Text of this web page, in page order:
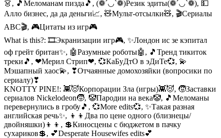
👗, 🎵Меломанам пизда🎵, (❁´◡`❁)Резик эдиты(❁´◡`❁), 💵
Алло бизнес, да да деньги📈, 🧸Мульт-отсылки🧸, 🎬Сериалы
ABC🎬, 🎮Цитаты из игр🎮
What is this?: 🎞Экранизации игр🎮, ✨Лондон ис зе кэпитал
оф грейт британ✨, 🤖Разумные роботы🤖, 🎵Тренд тикиток
треки🎵, ❤Мерил Стрип❤, 💞КаБуДтО в эДиТе💞, 💫
Мэшапный хаос💫, ❣Отчаянные домохозяйки (вопросики по
сериалу)❣
KNOTTY PINE!: 👾😈Корпорации Зла (игры)👾😈, 🧒Заставки
сериалов Nickelodeon🧒, 🤡Пародии на века🤡, 🎵Меломаны
перевернулись в гробу🎵, 💞More edits💞, ✨Такая разная
английская речь✨, 👦👦Два по цене одного (близнецы/
двойняшки)👦👦, 💲Киносцены с бюджетом в пачку
сухариков💲, 💕Desperate Housewifes edits💕